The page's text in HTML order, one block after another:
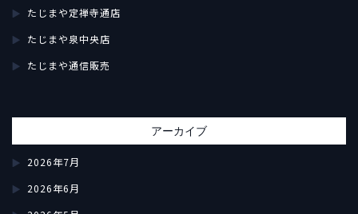
たじまや定禅寺通店
たじまや泉中央店
たじまや通信販売
アーカイブ
2026年7月
2026年6月